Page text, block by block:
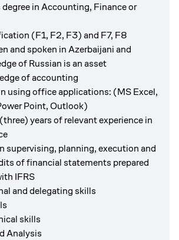
in Accounting, Finance or
(F1, F2, F3) and F7, F8
and spoken in Azerbaijani and
of Russian is an asset
of accounting
using office applications: (MS Excel,
Point, Outlook)
years of relevant experience in
supervising, planning, execution and
of financial statements prepared
IFRS
and delegating skills
skills
Analysis